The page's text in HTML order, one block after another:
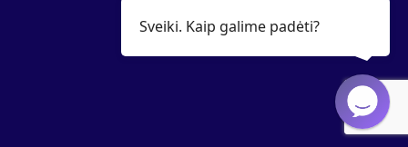
Sveiki. Kaip galime padėti?